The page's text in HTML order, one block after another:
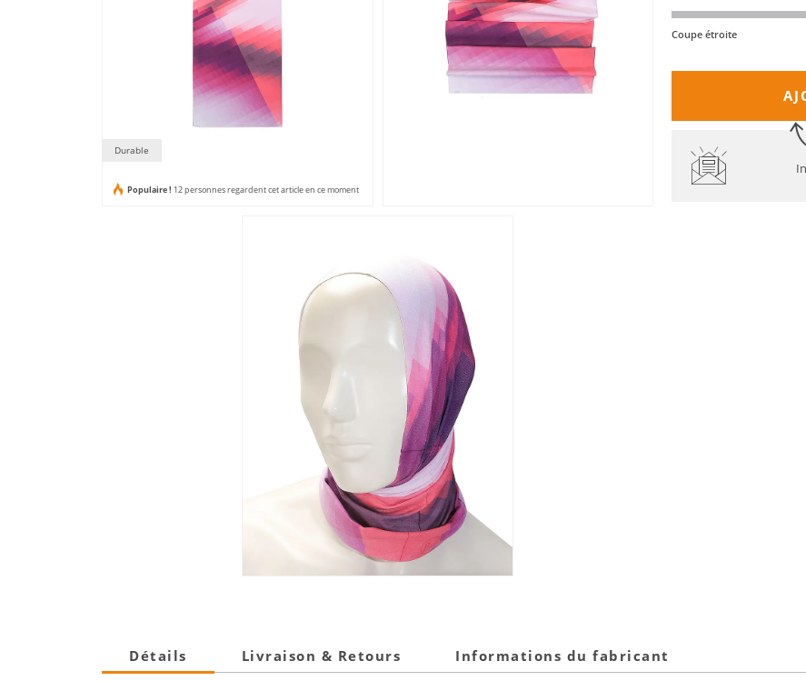
Durable
Populaire ! 12 personnes regardent cet article en ce moment
Coupe étroite
Détails Livraison & Retours Informations du fabricant